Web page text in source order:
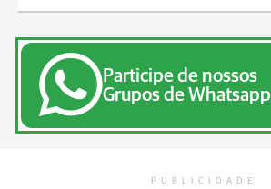
Participe de nossos
Grupos de Whatsapp
PUBLICIDADE